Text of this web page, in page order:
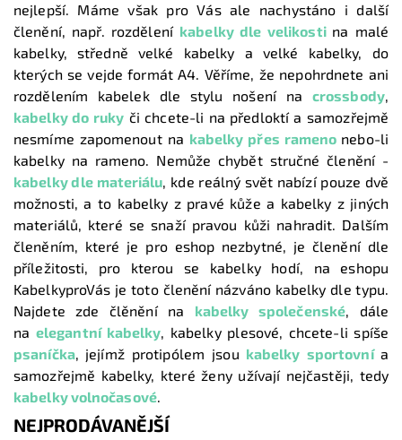
nejlepší. Máme však pro Vás ale nachystáno i další
členění, např. rozdělení kabelky dle velikosti na malé
kabelky, středně velké kabelky a velké kabelky, do
kterých se vejde formát A4. Věříme, že nepohrdnete ani
rozdělením kabelek dle stylu nošení na crossbody,
kabelky do ruky či chcete-li na předloktí a samozřejmě
nesmíme zapomenout na kabelky přes rameno nebo-li
kabelky na rameno. Nemůže chybět stručné členění -
kabelky dle materiálu, kde reálný svět nabízí pouze dvě
možnosti, a to kabelky z pravé kůže a kabelky z jiných
materiálů, které se snaží pravou kůži nahradit. Dalším
členěním, které je pro eshop nezbytné, je členění dle
příležitosti, pro kterou se kabelky hodí, na eshopu
KabelkyproVás je toto členění názváno kabelky dle typu.
Najdete zde člěnění na kabelky společenské, dále
na elegantní kabelky, kabelky plesové, chcete-li spíše
psaníčka, jejímž protipólem jsou kabelky sportovní a
samozřejmě kabelky, které ženy užívají nejčastěji, tedy
kabelky volnočasové.
NEJPRODÁVANĚJŠÍ